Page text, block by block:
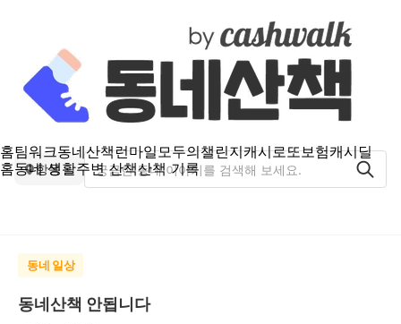
홈팀워크동네산책런마일모두의챌린지캐시로또보험캐시딜
홈동네 생활주변 산책산책 기록
항동
동네 일상
동네산책 안됩니다